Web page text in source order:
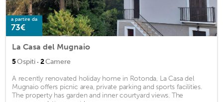
a partire da
73€
La Casa del Mugnaio
5Ospiti · 2Camere
A recently renovated holiday home in Rotonda, La Casa del
Mugnaio offers picnic area, private parking and sports facilities.
The property has garden and inner courtyard views. The